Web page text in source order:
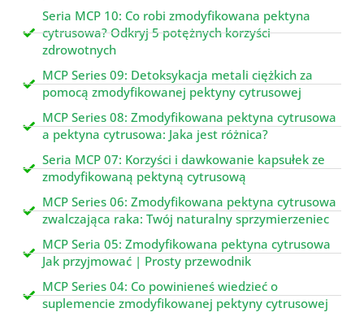
Seria MCP 10: Co robi zmodyfikowana pektyna
cytrusowa? Odkryj 5 potężnych korzyści
zdrowotnych
MCP Series 09: Detoksykacja metali ciężkich za
pomocą zmodyfikowanej pektyny cytrusowej
MCP Series 08: Zmodyfikowana pektyna cytrusowa
a pektyna cytrusowa: Jaka jest różnica?
Seria MCP 07: Korzyści i dawkowanie kapsułek ze
zmodyfikowaną pektyną cytrusową
MCP Series 06: Zmodyfikowana pektyna cytrusowa
zwalczająca raka: Twój naturalny sprzymierzeniec
MCP Seria 05: Zmodyfikowana pektyna cytrusowa
Jak przyjmować | Prosty przewodnik
MCP Series 04: Co powinieneś wiedzieć o
suplemencie zmodyfikowanej pektyny cytrusowej